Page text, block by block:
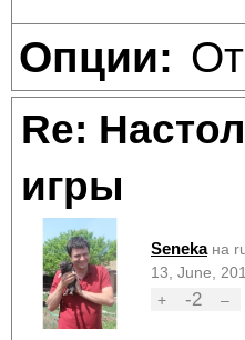
Опции:
Re:
игры
Seneka на
13, June,
+
-2 –